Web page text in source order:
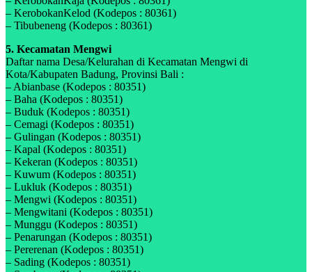
– KerobokanKelod (Kodepos : 80361)
– Tibubeneng (Kodepos : 80361)
5. Kecamatan Mengwi
Daftar nama Desa/Kelurahan di Kecamatan Mengwi di
Kota/Kabupaten Badung, Provinsi Bali :
– Abianbase (Kodepos : 80351)
– Baha (Kodepos : 80351)
– Buduk (Kodepos : 80351)
– Cemagi (Kodepos : 80351)
– Gulingan (Kodepos : 80351)
– Kapal (Kodepos : 80351)
– Kekeran (Kodepos : 80351)
– Kuwum (Kodepos : 80351)
– Lukluk (Kodepos : 80351)
– Mengwi (Kodepos : 80351)
– Mengwitani (Kodepos : 80351)
– Munggu (Kodepos : 80351)
– Penarungan (Kodepos : 80351)
– Pererenan (Kodepos : 80351)
– Sading (Kodepos : 80351)